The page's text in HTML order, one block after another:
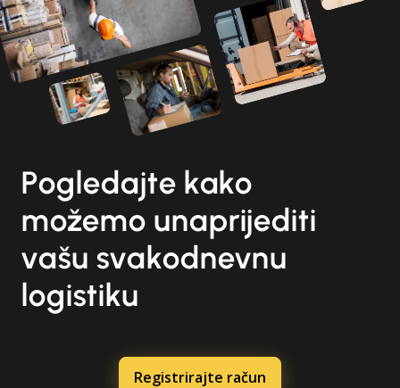
Pogledajte kako
možemo unaprijediti
vašu svakodnevnu
logistiku
Registrirajte račun